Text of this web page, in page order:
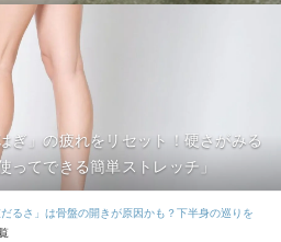
ぎ」の疲れをリセット！硬さがみる
ってできる簡単ストレッチ」
るさ」は骨盤の開きが原因かも？下半身の巡りを